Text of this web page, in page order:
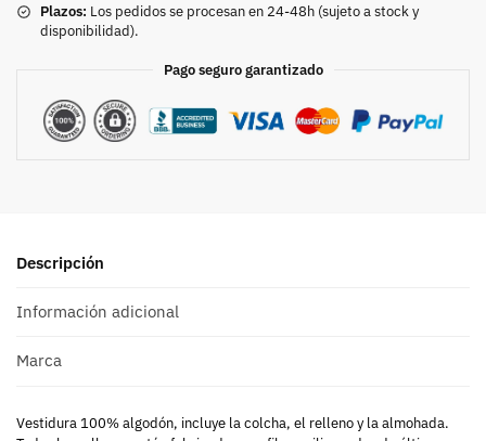
Plazos: Los pedidos se procesan en 24-48h (sujeto a stock y
disponibilidad).
Pago seguro garantizado
Descripción
Información adicional
Marca
Vestidura 100% algodón, incluye la colcha, el relleno y la almohada.